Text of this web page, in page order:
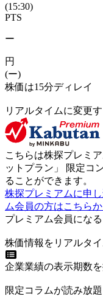
(15:30)
PTS
ー
円
(ー)
株価は15分ディレイ
リアルタイムに変更
こちらは株探プレミア
ットプラン 」 限定コ
ることができます。
株探プレミアムに申
ム会員の方はこちら
プレミアム会員にな
株価情報をリアルタ
企業業績の表示期数
限定コラムが読み放題